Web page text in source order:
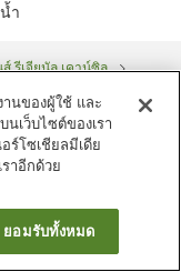
ำ
รีเจียนัล เคาน์ซิล
นของผู้ใช้ และ
เว็บไซต์ของเรา
ร์โซเชียลมีเดีย
าอีกด้วย
ยอมรับทั้งหมด